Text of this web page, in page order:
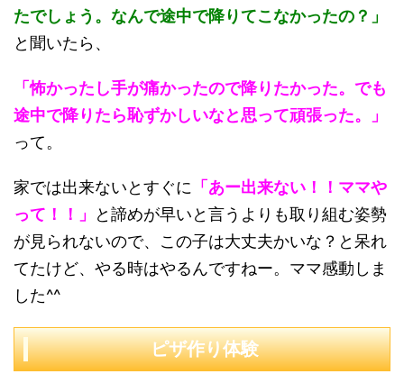
たでしょう。なんで途中で降りてこなかったの？」
と聞いたら、
「怖かったし手が痛かったので降りたかった。でも
途中で降りたら恥ずかしいなと思って頑張った。」
って。
家では出来ないとすぐに 「あー出来ない！！ママや
って！！」
と諦めが早いと言うよりも取り組む姿勢
が見られないので、この子は大丈夫かいな？と呆れ
てたけど、やる時はやるんですねー。ママ感動しま
した^^
ピザ作り体験